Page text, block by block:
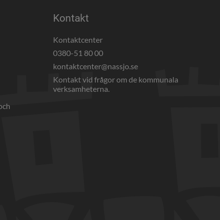
öppnas i nytt fönster.
webbplats, öppnas i nytt fönster.
Kontakt
Kontaktcenter
0380-51 80 00
kontaktcenter@nassjo.se
Kontakt vid frågor om de kommunala
verksamheterna.